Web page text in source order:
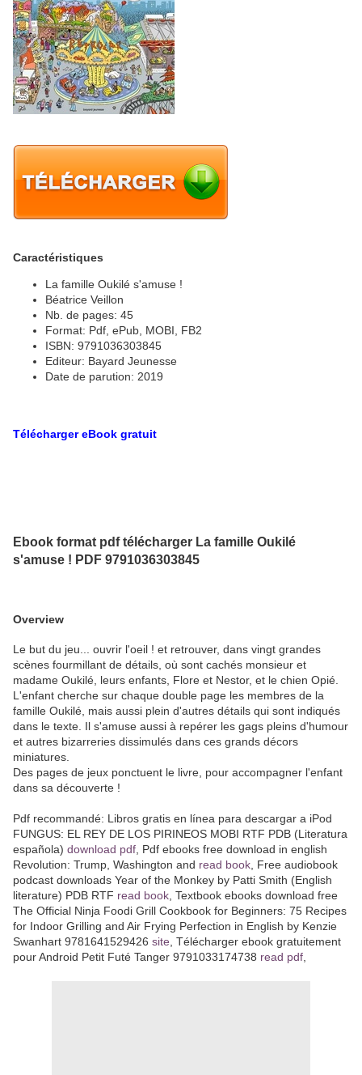
Caractéristiques
La famille Oukilé s'amuse !
Béatrice Veillon
Nb. de pages: 45
Format: Pdf, ePub, MOBI, FB2
ISBN: 9791036303845
Editeur: Bayard Jeunesse
Date de parution: 2019
Télécharger eBook gratuit
Ebook format pdf télécharger La famille Oukilé
s'amuse ! PDF 9791036303845
Overview
Le but du jeu... ouvrir l'oeil ! et retrouver, dans vingt grandes
scènes fourmillant de détails, où sont cachés monsieur et
madame Oukilé, leurs enfants, Flore et Nestor, et le chien Opié.
L'enfant cherche sur chaque double page les membres de la
famille Oukilé, mais aussi plein d'autres détails qui sont indiqués
dans le texte. Il s'amuse aussi à repérer les gags pleins d'humour
et autres bizarreries dissimulés dans ces grands décors
miniatures.
Des pages de jeux ponctuent le livre, pour accompagner l'enfant
dans sa découverte !
Pdf recommandé: Libros gratis en línea para descargar a iPod
FUNGUS: EL REY DE LOS PIRINEOS MOBI RTF PDB (Literatura
española) download pdf , Pdf ebooks free download in english
Revolution: Trump, Washington and read book , Free audiobook
podcast downloads Year of the Monkey by Patti Smith (English
literature) PDB RTF read book , Textbook ebooks download free
The Official Ninja Foodi Grill Cookbook for Beginners: 75 Recipes
for Indoor Grilling and Air Frying Perfection in English by Kenzie
Swanhart 9781641529426 site , Télécharger ebook gratuitement
pour Android Petit Futé Tanger 9791033174738 read pdf